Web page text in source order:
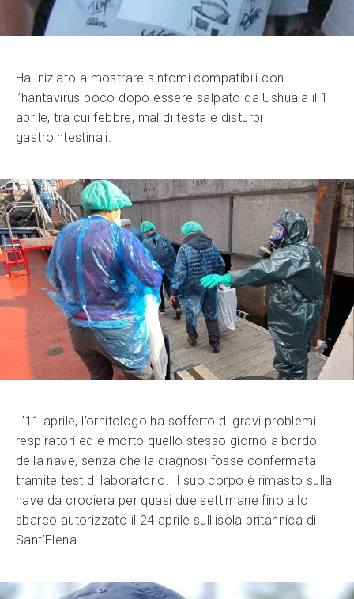
Ha iniziato a mostrare sintomi compatibili con
l’hantavirus poco dopo essere salpato da Ushuaia il 1
aprile, tra cui febbre, mal di testa e disturbi
gastrointestinali.
L’11 aprile, l’ornitologo ha sofferto di gravi problemi
respiratori ed è morto quello stesso giorno a bordo
della nave, senza che la diagnosi fosse confermata
tramite test di laboratorio. Il suo corpo è rimasto sulla
nave da crociera per quasi due settimane fino allo
sbarco autorizzato il 24 aprile sull’isola britannica di
Sant’Elena.